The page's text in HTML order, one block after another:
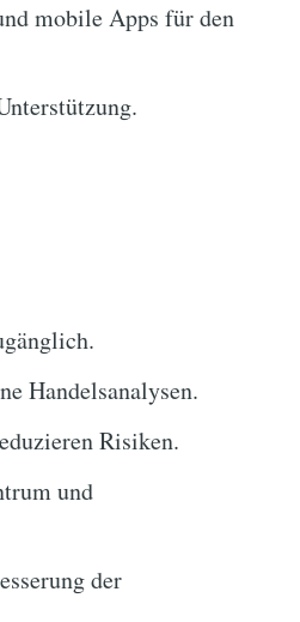
mobile Apps für den
Handelsanalysen.
Risiken.
und
der